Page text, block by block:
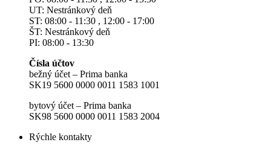
UT: Nestránkový deň
ST: 08:00 - 11:30 , 12:00 - 17:00
ŠT: Nestránkový deň
PI: 08:00 - 13:30
Čísla účtov
bežný účet – Prima banka
SK19 5600 0000 0011 1583 1001
bytový účet – Prima banka
SK98 5600 0000 0011 1583 2004
Rýchle kontakty